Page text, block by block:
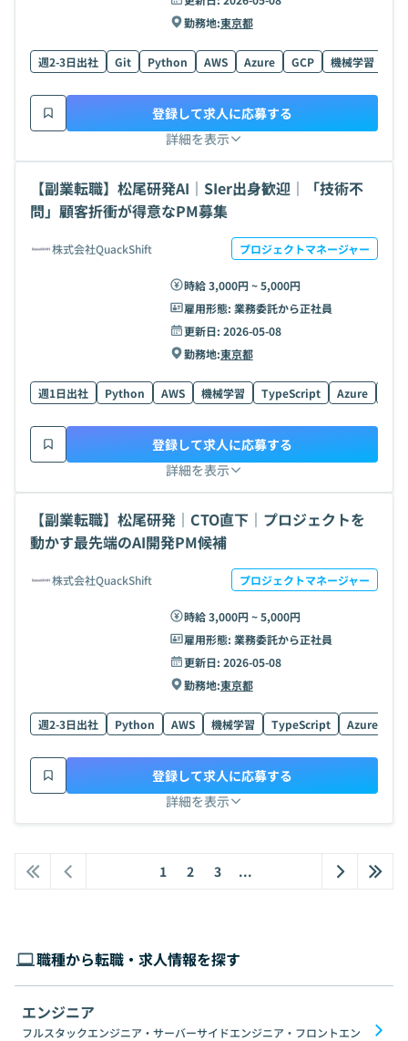
勤務地:東京都
週2-3日出社 Git Python AWS Azure GCP 機械学習
詳細を表示
登録して求人に応募する
【副業転職】松尾研発AI｜SIer出身歓迎｜「技術不
問」顧客折衝が得意なPM募集
株式会社QuackShift プロジェクトマネージャー
時給 3,000円 ~ 5,000円
雇用形態: 業務委託から正社員
更新日: 2026-05-08
勤務地:東京都
週1日出社 Python AWS 機械学習 TypeScript Azure
詳細を表示
登録して求人に応募する
【副業転職】松尾研発｜CTO直下｜プロジェクトを
動かす最先端のAI開発PM候補
株式会社QuackShift プロジェクトマネージャー
時給 3,000円 ~ 5,000円
雇用形態: 業務委託から正社員
更新日: 2026-05-08
勤務地:東京都
週2-3日出社 Python AWS 機械学習 TypeScript Azure
詳細を表示
登録して求人に応募する
1 2 3 ...
職種から転職・求人情報を探す
エンジニア
フルスタックエンジニア・サーバーサイドエンジニア・フロントエン